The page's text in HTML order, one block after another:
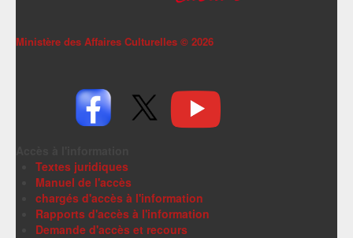
Ministère des Affaires Culturelles © 2026
Textes juridiques
Manuel de l'accès
chargés d'accès à l'information
Rapports d'accès à l'information
Demande d'accès et recours